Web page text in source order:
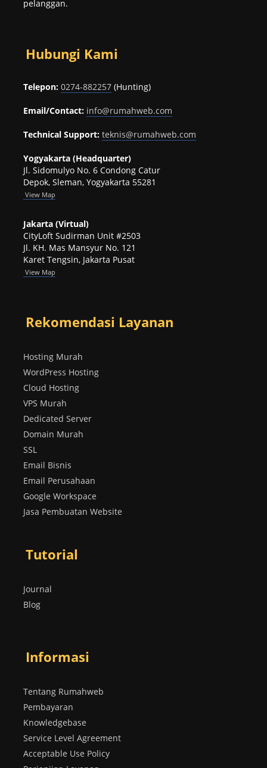
pelanggan.
Hubungi Kami
Telepon: 0274-882257 (Hunting)
Email/Contact: info@rumahweb.com
Technical Support: teknis@rumahweb.com
Yogyakarta (Headquarter)
Jl. Sidomulyo No. 6 Condong Catur
Depok, Sleman, Yogyakarta 55281
View Map
Jakarta (Virtual)
CityLoft Sudirman Unit #2503
Jl. KH. Mas Mansyur No. 121
Karet Tengsin, Jakarta Pusat
View Map
Rekomendasi Layanan
Hosting Murah
WordPress Hosting
Cloud Hosting
VPS Murah
Dedicated Server
Domain Murah
SSL
Email Bisnis
Email Perusahaan
Google Workspace
Jasa Pembuatan Website
Tutorial
Journal
Blog
Informasi
Tentang Rumahweb
Pembayaran
Knowledgebase
Service Level Agreement
Acceptable Use Policy